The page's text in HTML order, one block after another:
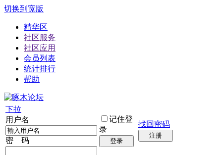
切换到宽版
精华区
社区服务
社区应用
会员列表
统计排行
帮助
下拉
用户名
密 码
记住登
录
登录
找回密码
注册